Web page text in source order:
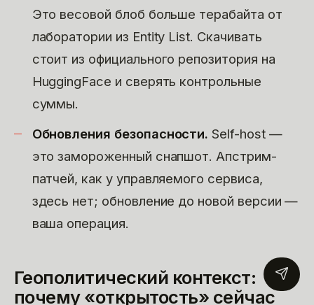
Это весовой блоб больше терабайта от
лаборатории из Entity List. Скачивать
стоит из официального репозитория на
HuggingFace и сверять контрольные
суммы.
Обновления безопасности. Self-host —
это замороженный снапшот. Апстрим-
патчей, как у управляемого сервиса,
здесь нет; обновление до новой версии —
ваша операция.
Геополитический контекст:
почему «открытость» сейчас